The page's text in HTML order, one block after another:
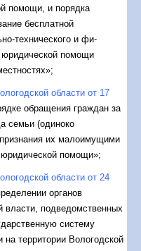
помощи, и порядка
бесплатной
технического и фи­
юридической помощи
области от 17
обращения граждан за
семьи (одиноко
их малоимущими
помощи»;
области от 24
органов
власти, подведомственных
систему
территории Вологодской